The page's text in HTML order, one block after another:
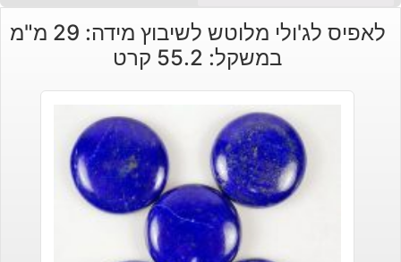
לאפיס לג'ולי מלוטש לשיבוץ מידה: 29 מ"מ
במשקל: 55.2 קרט